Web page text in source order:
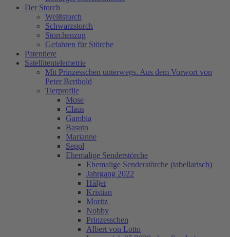
Der Storch
Weißstorch
Schwarzstorch
Storchenzug
Gefahren für Störche
Patentiere
Satellitentelemetrie
Mit Prinzesschen unterwegs. Aus dem Vorwort von
Peter Berthold
Tierprofile
Mose
Claus
Gambia
Basuto
Marianne
Seppl
Ehemalige Senderstörche
Ehemalige Senderstörche (tabellarisch)
Jahrgang 2022
Håljer
Kristian
Moritz
Nobby
Prinzesschen
Albert von Lotto